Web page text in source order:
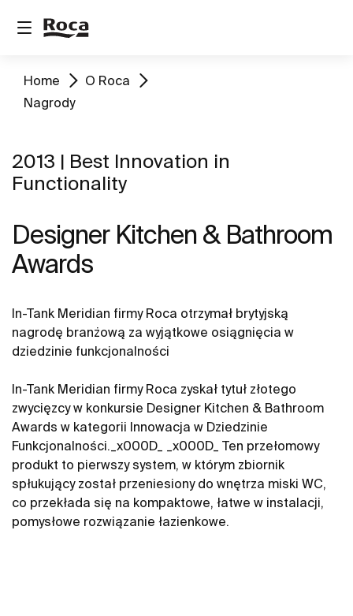
Home
O Roca
Nagrody
2013 | Best Innovation in
Functionality
Designer Kitchen & Bathroom
Awards
In-Tank Meridian firmy Roca otrzymał brytyjską
nagrodę branżową za wyjątkowe osiągnięcia w
dziedzinie funkcjonalności
In-Tank Meridian firmy Roca zyskał tytuł złotego
zwycięzcy w konkursie Designer Kitchen & Bathroom
Awards w kategorii Innowacja w Dziedzinie
Funkcjonalności._x000D_ _x000D_ Ten przełomowy
produkt to pierwszy system, w którym zbiornik
spłukujący został przeniesiony do wnętrza miski WC,
co przekłada się na kompaktowe, łatwe w instalacji,
pomysłowe rozwiązanie łazienkowe.